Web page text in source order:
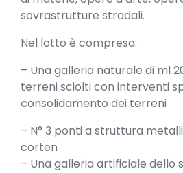
sovrastrutture stradali.
Nel lotto è compresa:
– Una galleria naturale di ml
terreni sciolti con interventi
consolidamento dei terreni
– N° 3 ponti a struttura
corten
– Una galleria artificiale dello